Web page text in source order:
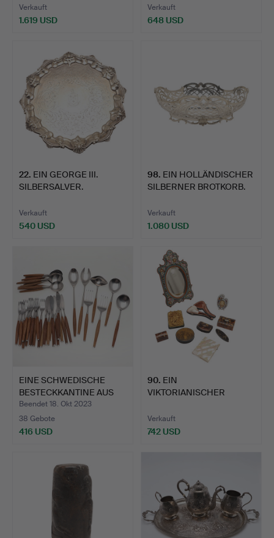
Verkauft
1.619 USD
Verkauft
648 USD
22. EIN GEORGE III.
SILBERSALVER.
Verkauft
540 USD
98. EIN HOLLÄNDISCHER
SILBERNER BROTKORB.
Verkauft
1.080 USD
EINE SCHWEDISCHE
BESTECKKANTINE AUS
EDELST…
Beendet 18. Okt 2023
38 Gebote
416 USD
90. EIN
VIKTORIANISCHER
SCHMINKTIS…
Verkauft
742 USD